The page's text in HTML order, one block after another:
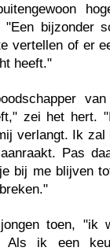
"Een bijzonder
vertellen of er
heeft."
zei het hert.
verlangt. Ik zal
Pas
bij me blijven
toen, "ik
Als ik een